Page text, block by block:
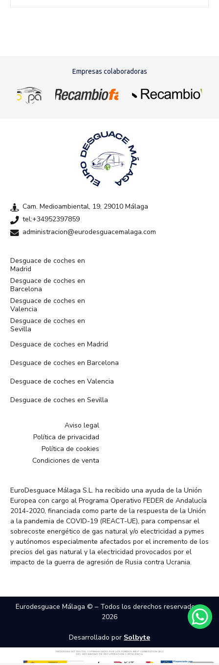
Empresas colaboradoras
Cam. Medioambiental, 19, 29010 Málaga
tel:+34952397859
administracion@eurodesguacemalaga.com
Desguace de coches en
Madrid
Desguace de coches en
Barcelona
Desguace de coches en
Valencia
Desguace de coches en
Sevilla
Desguace de coches en Madrid
Desguace de coches en Barcelona
Desguace de coches en Valencia
Desguace de coches en Sevilla
Aviso legal
Política de privacidad
Política de cookies
Condiciones de venta
EuroDesguace Málaga S.L. ha recibido una ayuda de la Unión
Europea con cargo al Programa Operativo FEDER de Andalucía
2014-2020, financiada como parte de la respuesta de la Unión
a la pandemia de COVID-19 (REACT-UE), para compensar el
sobrecoste energético de gas natural y/o electricidad a pymes
y autónomos especialmente afectados por el incremento de los
precios del gas natural y la electricidad provocados por el
impacto de la guerra de agresión de Rusia contra Ucrania.
Eurodesguace Málaga © – Todos los derechos reservados –
2026
Desarrollado por Solbyte